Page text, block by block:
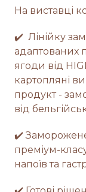
На виставці
✔️ Лінійку
адаптованих
ягоди від
картопляні
продукт -
від
✔️
преміум-
напоїв та